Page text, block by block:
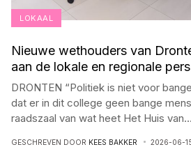
LOKAAL
Nieuwe wethouders van
aan de lokale en regionale pers
DRONTEN “Politiek is niet voor
dat er in dit college geen bange
raadszaal van wat heet Het Huis van...
GESCHREVEN DOOR KEES BAKKER 2026-06-